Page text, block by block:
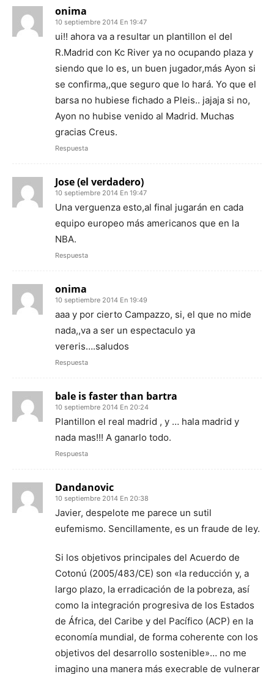
onima
10 septiembre 2014 En 19:47
ui!! ahora va a resultar un plantillon el del
R.Madrid con Kc River ya no ocupando plaza y
siendo que lo es, un buen jugador,más Ayon si
se confirma,,que seguro que lo hará. Yo que el
barsa no hubiese fichado a Pleis.. jajaja si no,
Ayon no hubise venido al Madrid. Muchas
gracias Creus.
Respuesta
Jose (el verdadero)
10 septiembre 2014 En 19:47
Una verguenza esto,al final jugarán en cada
equipo europeo más americanos que en la
NBA.
Respuesta
onima
10 septiembre 2014 En 19:49
aaa y por cierto Campazzo, si, el que no mide
nada,,va a ser un espectaculo ya
vereris….saludos
Respuesta
bale is faster than bartra
10 septiembre 2014 En 20:24
Plantillon el real madrid , y … hala madrid y
nada mas!!! A ganarlo todo.
Respuesta
Dandanovic
10 septiembre 2014 En 20:38
Javier, despelote me parece un sutil
eufemismo. Sencillamente, es un fraude de ley.
Si los objetivos principales del Acuerdo de
Cotonú (2005/483/CE) son «la reducción y, a
largo plazo, la erradicación de la pobreza, así
como la integración progresiva de los Estados
de África, del Caribe y del Pacífico (ACP) en la
economía mundial, de forma coherente con los
objetivos del desarrollo sostenible»… no me
imagino una manera más execrable de vulnerar